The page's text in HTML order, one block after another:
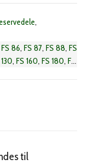
,
FS 86, FS 87, FS 88, FS
, FS 160, FS 180, FS
til